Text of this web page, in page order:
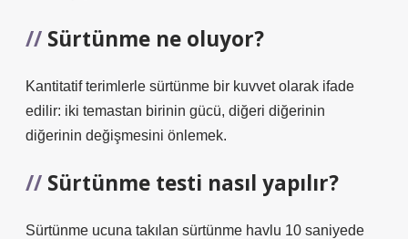
Sürtünme ne oluyor?
Kantitatif terimlerle sürtünme bir kuvvet olarak ifade
edilir: iki temastan birinin gücü, diğeri diğerinin
diğerinin değişmesini önlemek.
Sürtünme testi nasıl yapılır?
Sürtünme ucuna takılan sürtünme havlu 10 saniyede